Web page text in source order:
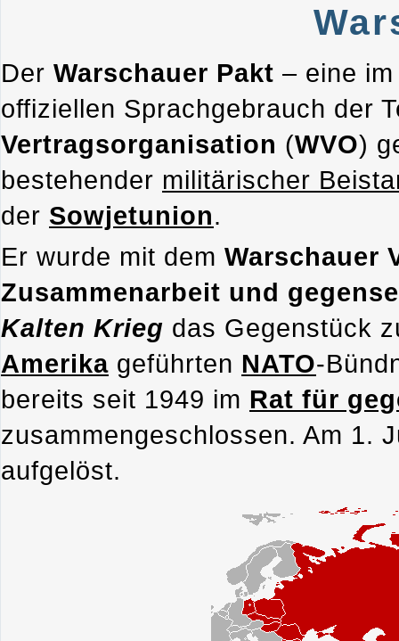
Der Warschauer Pakt – eine
offiziellen Sprachgebrauch der
Vertragsorganisation (WVO)
bestehender militärischer
der Sowjetunion.
Er wurde mit dem Warschauer
Zusammenarbeit und
Kalten Krieg das Gegenstück
Amerika geführten NATO-
bereits seit 1949 im Rat für
zusammengeschlossen. Am 1.
aufgelöst.